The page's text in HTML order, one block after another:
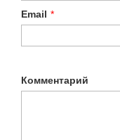
Email *
Комментарий